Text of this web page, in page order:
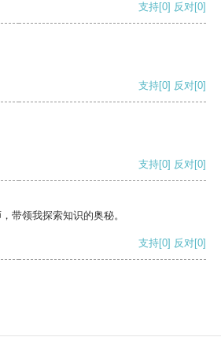
支持[0] 反对[0]
支持[0] 反对[0]
支持[0] 反对[0]
带领我探索知识的奥秘。
支持[0] 反对[0]